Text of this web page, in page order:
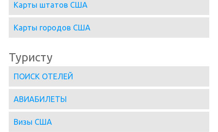
Карты штатов США
Карты городов США
Туристу
ПОИСК ОТЕЛЕЙ
АВИАБИЛЕТЫ
Визы США